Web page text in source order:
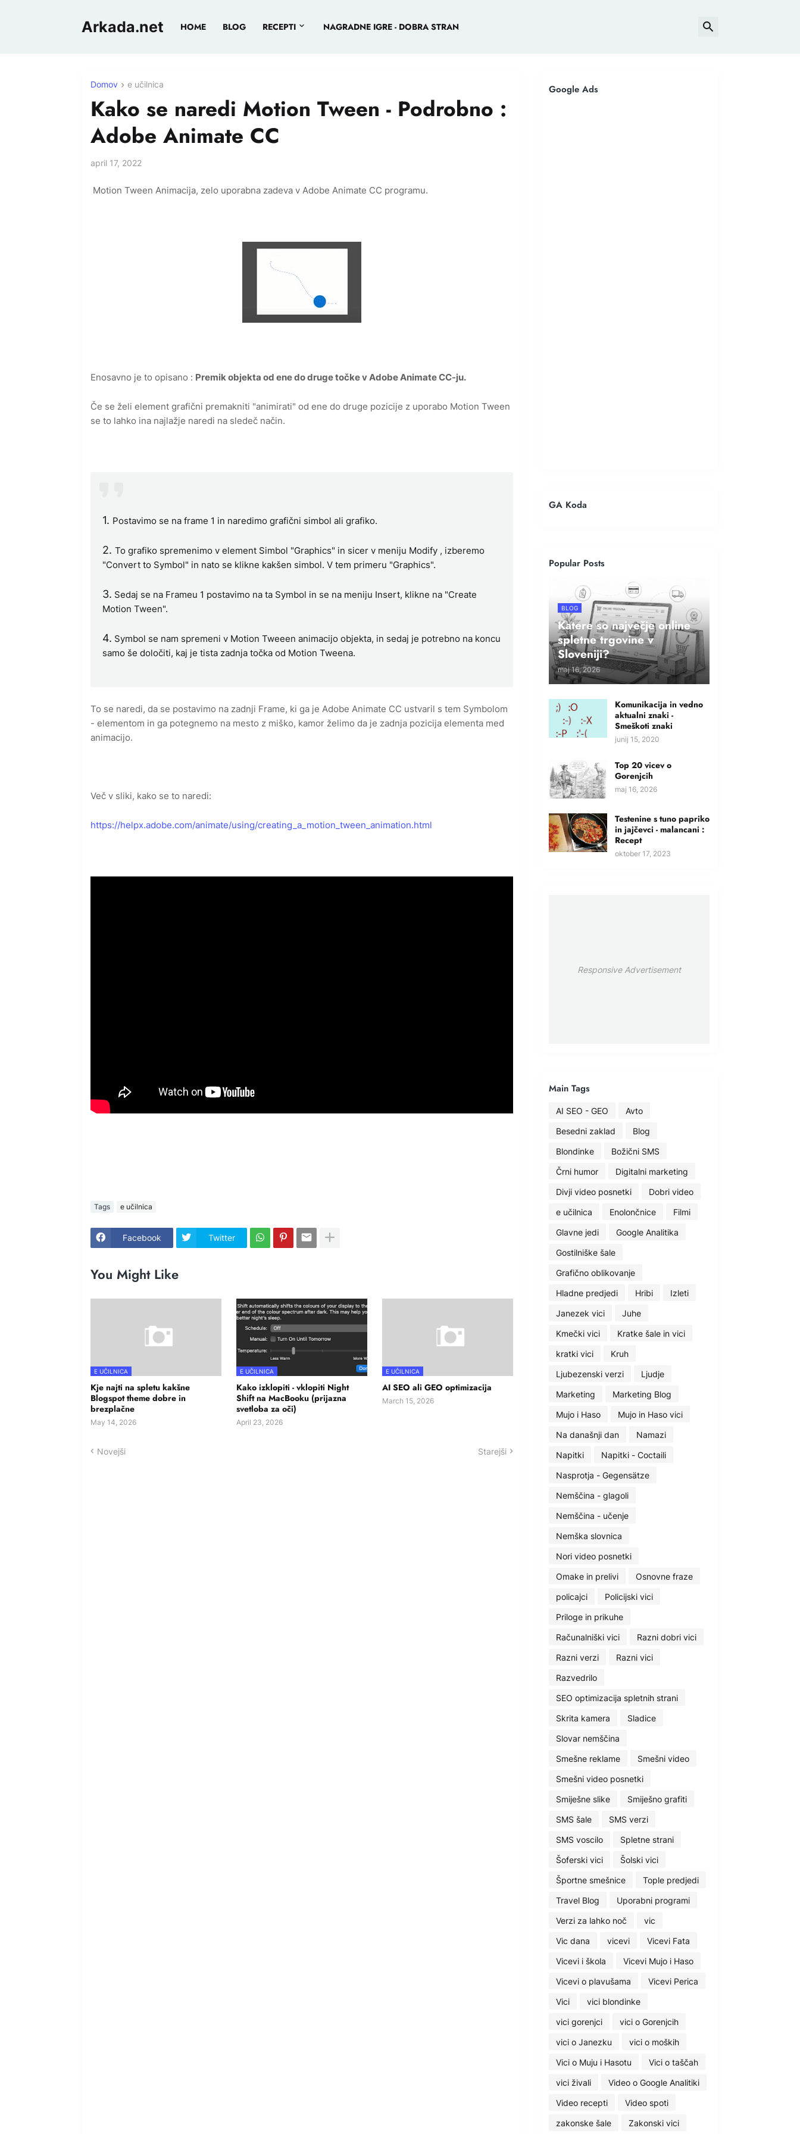
Arkada.net HOME BLOG RECEPTI NAGRADNE IGRE - DOBRA STRAN
Domov e učilnica
Kako se naredi Motion Tween - Podrobno :
Adobe Animate CC
april 17, 2022
Motion Tween Animacija, zelo uporabna zadeva v Adobe Animate CC programu.
Enosavno je to opisano : Premik objekta od ene do druge točke v Adobe Animate CC-ju.
Če se želi element grafični premakniti "animirati" od ene do druge pozicije z uporabo Motion Tween
se to lahko ina najlažje naredi na sledeč način.
1. Postavimo se na frame 1 in naredimo grafični simbol ali grafiko.
2. To grafiko spremenimo v element Simbol "Graphics" in sicer v meniju Modify , izberemo
"Convert to Symbol" in nato se klikne kakšen simbol. V tem primeru "Graphics".
3. Sedaj se na Frameu 1 postavimo na ta Symbol in se na meniju Insert, klikne na "Create
Motion Tween".
4. Symbol se nam spremeni v Motion Tweeen animacijo objekta, in sedaj je potrebno na koncu
samo še določiti, kaj je tista zadnja točka od Motion Tweena.
To se naredi, da se postavimo na zadnji Frame, ki ga je Adobe Animate CC ustvaril s tem Symbolom
- elementom in ga potegnemo na mesto z miško, kamor želimo da je zadnja pozicija elementa med
animacijo.
Več v sliki, kako se to naredi:
https://helpx.adobe.com/animate/using/creating_a_motion_tween_animation.html
Tags e učilnica
Facebook Twitter
You Might Like
E UČILNICA
Kje najti na spletu kakšne
Blogspot theme dobre in
brezplačne
May 14, 2026
E UČILNICA
Kako izklopiti - vklopiti Night
Shift na MacBooku (prijazna
svetloba za oči)
April 23, 2026
E UČILNICA
AI SEO ali GEO optimizacija
March 15, 2026
Novejši Starejši
Google Ads
GA Koda
Popular Posts
BLOG
Katere so največje online
spletne trgovine v
Sloveniji?
maj 16, 2026
Komunikacija in vedno
aktualni znaki -
Smeškoti znaki
junij 15, 2020
Top 20 vicev o
Gorenjcih
maj 16, 2026
Testenine s tuno papriko
in jajčevci - malancani :
Recept
oktober 17, 2023
Responsive Advertisement
Main Tags
AI SEO - GEO
Avto
Besedni zaklad
Blog
Blondinke
Božični SMS
Črni humor
Digitalni marketing
Divji video posnetki
Dobri video
e učilnica
Enolončnice
Filmi
Glavne jedi
Google Analitika
Gostilniške šale
Grafično oblikovanje
Hladne predjedi
Hribi
Izleti
Janezek vici
Juhe
Kmečki vici
Kratke šale in vici
kratki vici
Kruh
Ljubezenski verzi
Ljudje
Marketing
Marketing Blog
Mujo i Haso
Mujo in Haso vici
Na današnji dan
Namazi
Napitki
Napitki - Coctaili
Nasprotja - Gegensätze
Nemščina - glagoli
Nemščina - učenje
Nemška slovnica
Nori video posnetki
Omake in prelivi
Osnovne fraze
policajci
Policijski vici
Priloge in prikuhe
Računalniški vici
Razni dobri vici
Razni verzi
Razni vici
Razvedrilo
SEO optimizacija spletnih strani
Skrita kamera
Sladice
Slovar nemščina
Smešne reklame
Smešni video
Smešni video posnetki
Smiješne slike
Smiješno grafiti
SMS šale
SMS verzi
SMS voscilo
Spletne strani
Šoferski vici
Šolski vici
Športne smešnice
Tople predjedi
Travel Blog
Uporabni programi
Verzi za lahko noč
vic
Vic dana
vicevi
Vicevi Fata
Vicevi i škola
Vicevi Mujo i Haso
Vicevi o plavušama
Vicevi Perica
Vici
vici blondinke
vici gorenjci
vici o Gorenjcih
vici o Janezku
vici o moških
Vici o Muju i Hasotu
Vici o taščah
vici živali
Video o Google Analitiki
Video recepti
Video spoti
zakonske šale
Zakonski vici